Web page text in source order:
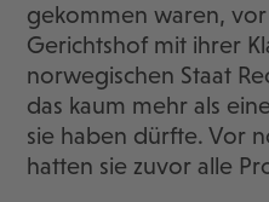
gekommen waren,
Gerichtshof mit ihrer
norwegischen Staat
das kaum mehr als
sie haben dürfte. Vor
hatten sie zuvor alle